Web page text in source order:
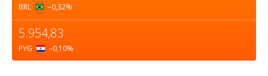
BRL –0,32%
5.954,83
PYG –0,10%